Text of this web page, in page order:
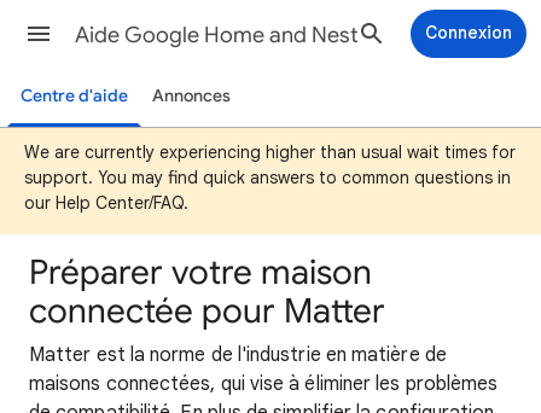
Aide Google Home and Nest Connexion
Centre d'aide Annonces
We are currently experiencing higher than usual wait times for
support. You may find quick answers to common questions in
our Help Center/FAQ.
Préparer votre maison
connectée pour Matter
Matter est la norme de l'industrie en matière de
maisons connectées, qui vise à éliminer les problèmes